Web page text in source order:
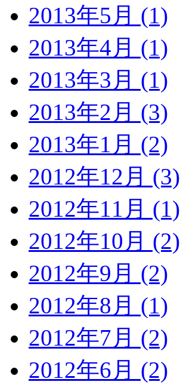
2013年5月 (1)
2013年4月 (1)
2013年3月 (1)
2013年2月 (3)
2013年1月 (2)
2012年12月 (3)
2012年11月 (1)
2012年10月 (2)
2012年9月 (2)
2012年8月 (1)
2012年7月 (2)
2012年6月 (2)